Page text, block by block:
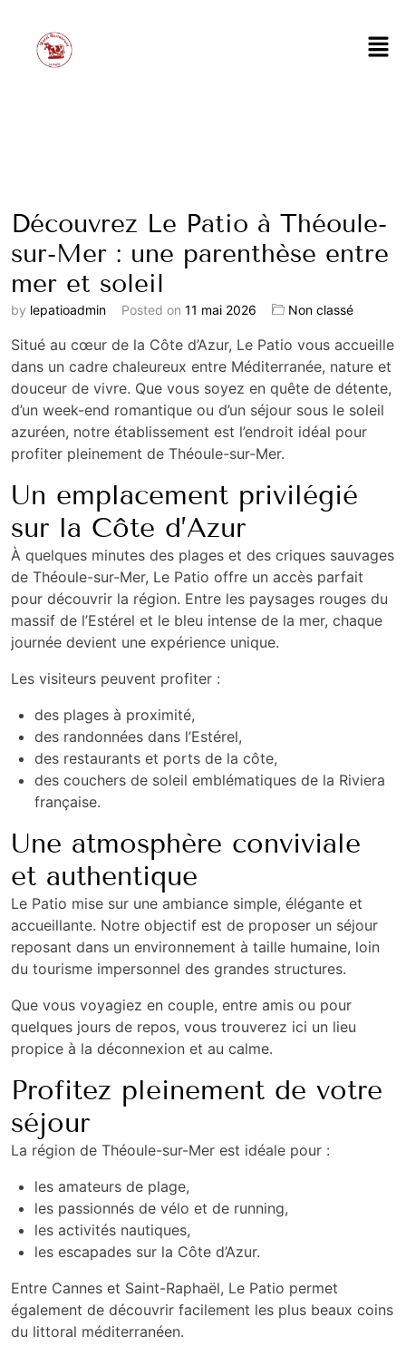
Découvrez Le Patio à Théoule-
sur-Mer : une parenthèse entre
mer et soleil
by lepatioadmin Posted on 11 mai 2026 Non classé
Situé au cœur de la Côte d’Azur, Le Patio vous accueille
dans un cadre chaleureux entre Méditerranée, nature et
douceur de vivre. Que vous soyez en quête de détente,
d’un week-end romantique ou d’un séjour sous le soleil
azuréen, notre établissement est l’endroit idéal pour
profiter pleinement de Théoule-sur-Mer.
Un emplacement privilégié
sur la Côte d’Azur
À quelques minutes des plages et des criques sauvages
de Théoule-sur-Mer, Le Patio offre un accès parfait
pour découvrir la région. Entre les paysages rouges du
massif de l’Estérel et le bleu intense de la mer, chaque
journée devient une expérience unique.
Les visiteurs peuvent profiter :
des plages à proximité,
des randonnées dans l’Estérel,
des restaurants et ports de la côte,
des couchers de soleil emblématiques de la Riviera
française.
Une atmosphère conviviale
et authentique
Le Patio mise sur une ambiance simple, élégante et
accueillante. Notre objectif est de proposer un séjour
reposant dans un environnement à taille humaine, loin
du tourisme impersonnel des grandes structures.
Que vous voyagiez en couple, entre amis ou pour
quelques jours de repos, vous trouverez ici un lieu
propice à la déconnexion et au calme.
Profitez pleinement de votre
séjour
La région de Théoule-sur-Mer est idéale pour :
les amateurs de plage,
les passionnés de vélo et de running,
les activités nautiques,
les escapades sur la Côte d’Azur.
Entre Cannes et Saint-Raphaël, Le Patio permet
également de découvrir facilement les plus beaux coins
du littoral méditerranéen.